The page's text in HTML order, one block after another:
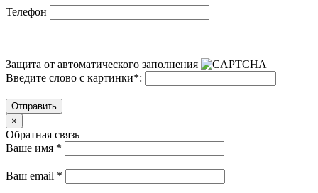
Телефон
Защита от автоматического заполнения
Введите слово с картинки*:
Отправить
×
Обратная связь
Ваше имя *
Ваш email *